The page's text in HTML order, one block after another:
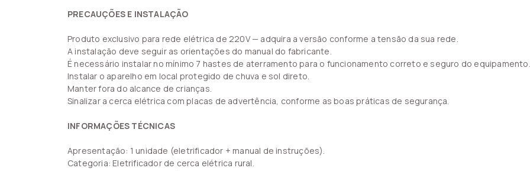
PRECAUÇÕES E INSTALAÇÃO
Produto exclusivo para rede elétrica de 220V — adquira a versão conforme a tensão da sua rede.
A instalação deve seguir as orientações do manual do fabricante.
É necessário instalar no mínimo 7 hastes de aterramento para o funcionamento correto e seguro do equipamento.
Instalar o aparelho em local protegido de chuva e sol direto.
Manter fora do alcance de crianças.
Sinalizar a cerca elétrica com placas de advertência, conforme as boas práticas de segurança.
INFORMAÇÕES TÉCNICAS
Apresentação: 1 unidade (eletrificador + manual de instruções).
Categoria: Eletrificador de cerca elétrica rural.